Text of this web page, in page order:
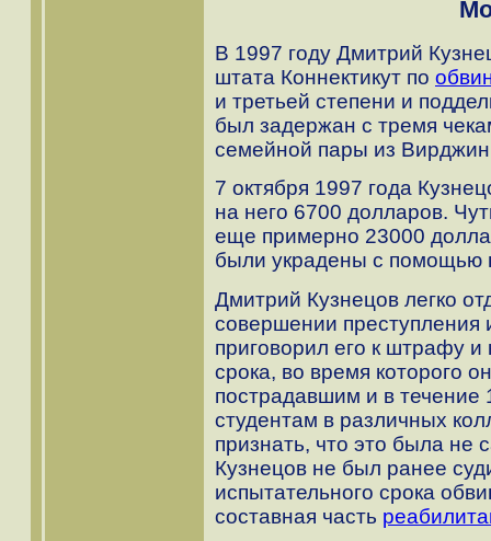
В 1997 году Дмитрий
штата Коннектикут по
и третьей степени и
был задержан с тремя
семейной пары из
7 октября 1997 года
на него 6700 долларов.
еще примерно 23000
были украдены с помощью
Дмитрий Кузнецов легко
совершении преступления
приговорил его к штрафу
срока, во время которого
пострадавшим и в течение
студентам в различных
признать, что это была не
Кузнецов не был ранее
испытательного срока
составная часть